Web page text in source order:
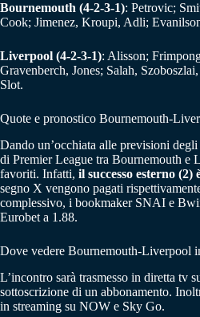
Bournemouth (4-2-3-1): Petrovic;
Cook; Jimenez, Kroupi, Adli;
Liverpool (4-2-3-1): Alisson;
Gravenberch, Jones; Salah,
Slot.
Quote e pronostico Bournemouth-
Dando un’occhiata alle previsioni
di Premier League tra Bournemouth e
favoriti. Infatti, il successo esterno (2)
segno X vengono pagati
complessivo, i bookmaker SNAI e
Eurobet a 1.88.
Dove vedere Bournemouth-Liverpool
L’incontro sarà trasmesso in diretta tv
sottoscrizione di un abbonamento.
in streaming su NOW e Sky Go.